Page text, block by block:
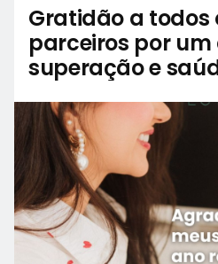
Gratidão a todos
parceiros por um
superação e